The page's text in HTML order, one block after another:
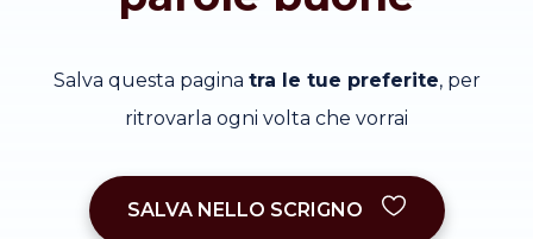
Salva questa pagina tra le tue preferite, per
ritrovarla ogni volta che vorrai
SALVA NELLO SCRIGNO